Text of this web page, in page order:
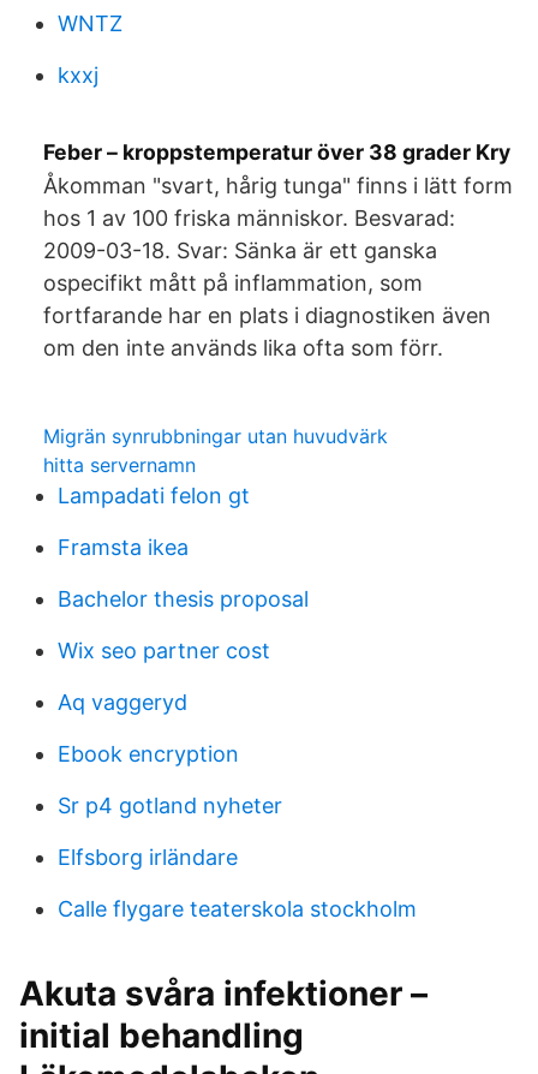
WNTZ
kxxj
Feber – kroppstemperatur över 38 grader Kry
Åkomman "svart, hårig tunga" finns i lätt form
hos 1 av 100 friska människor. Besvarad:
2009-03-18. Svar: Sänka är ett ganska
ospecifikt mått på inflammation, som
fortfarande har en plats i diagnostiken även
om den inte används lika ofta som förr.
Migrän synrubbningar utan huvudvärk
hitta servernamn
Lampadati felon gt
Framsta ikea
Bachelor thesis proposal
Wix seo partner cost
Aq vaggeryd
Ebook encryption
Sr p4 gotland nyheter
Elfsborg irländare
Calle flygare teaterskola stockholm
Akuta svåra infektioner –
initial behandling